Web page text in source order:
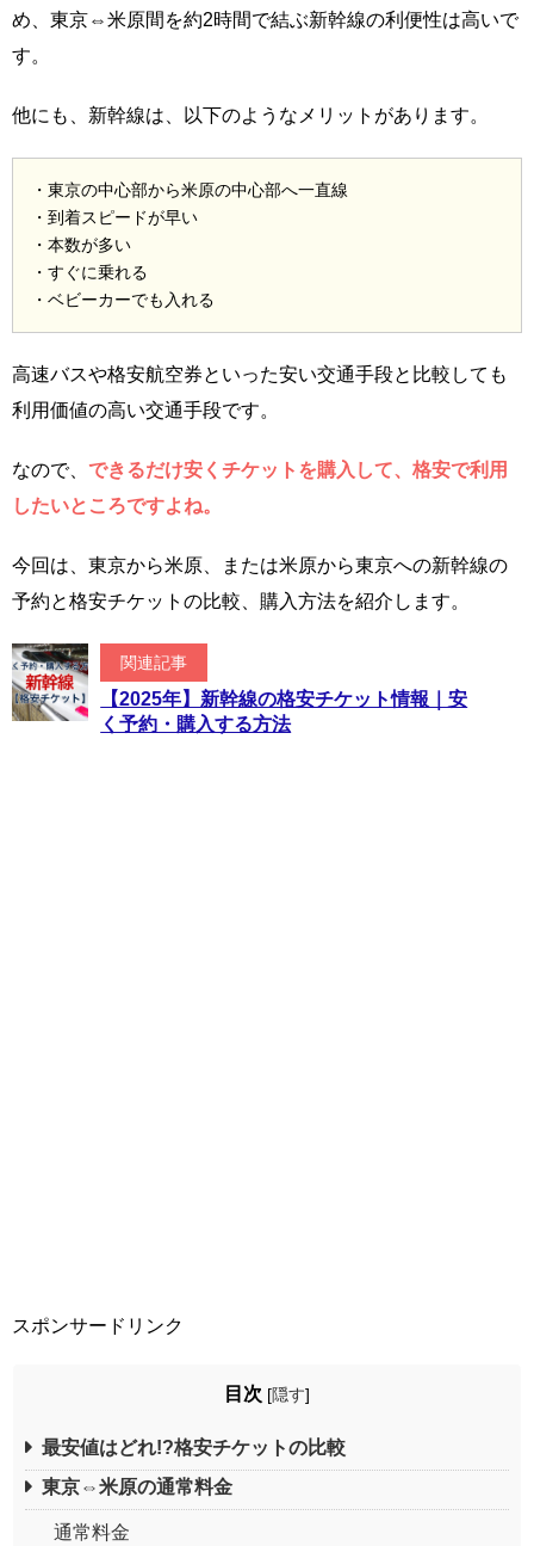
め、東京⇔米原間を約2時間で結ぶ新幹線の利便性は高いで
す。
他にも、新幹線は、以下のようなメリットがあります。
・東京の中心部から米原の中心部へ一直線
・到着スピードが早い
・本数が多い
・すぐに乗れる
・ベビーカーでも入れる
高速バスや格安航空券といった安い交通手段と比較しても
利用価値の高い交通手段です。
なので、 できるだけ安くチケットを購入して、格安で利用
したいところですよね。
今回は、東京から米原、または米原から東京への新幹線の
予約と格安チケットの比較、購入方法を紹介します。
関連記事
【2025年】新幹線の格安チケット情報｜安
く予約・購入する方法
スポンサードリンク
目次 [隠す]
最安値はどれ!?格安チケットの比較
東京⇔米原の通常料金
通常料金